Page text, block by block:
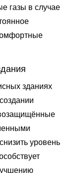
газы в случае
зданиях
уровень